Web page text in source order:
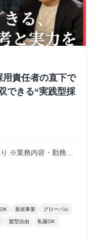
用責任者の直下で
できる“実践型採
※業務内容・勤務状
新規事業 グローバル
髪型自由 私服OK